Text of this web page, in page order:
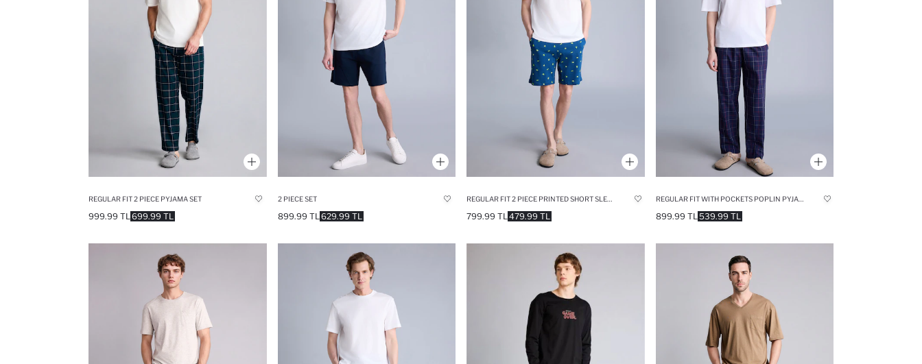
REGULAR FIT 2 PIECE PYJAMA SET
699.99 TL
999.99 TL
2 PIECE SET
629.99 TL
899.99 TL 479.99 TL
799.99 TL
REGULAR FIT WITH POCKETS POPLIN PYJAMAS BOTTOM
539.99 TL
899.99 TL